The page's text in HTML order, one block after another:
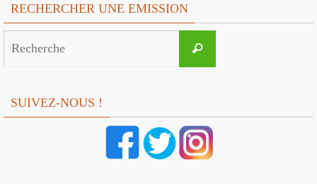
RECHERCHER UNE EMISSION
Recherche
SUIVEZ-NOUS !